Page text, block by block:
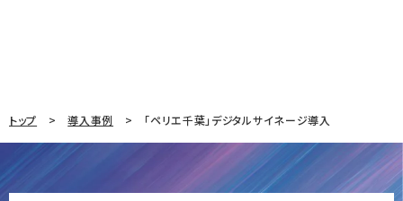
トップ 導入事例 「ペリエ千葉」デジタルサイネージ導入